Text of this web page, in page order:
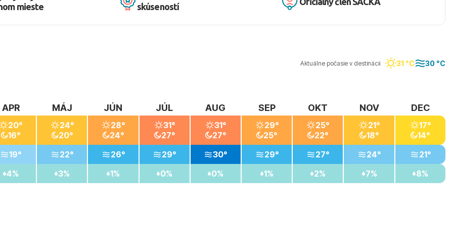
mieste
skúseností
Aktuálne počasie v destinácii 31 °C 30 °C
APR
20°
16°
19°
4%
MÁJ
24°
20°
22°
3%
JÚN
28°
24°
26°
1%
JÚL
31°
27°
29°
0%
AUG
31°
27°
30°
0%
SEP
29°
25°
29°
1%
OKT
25°
22°
27°
2%
NOV
21°
18°
24°
7%
DEC
17°
14°
21°
8%